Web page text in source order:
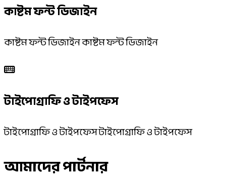
কাষ্টম ফন্ট ডিজাইন
কাষ্টম ফন্ট ডিজাইন কাষ্টম ফন্ট ডিজাইন
টাইপোগ্রাফি ও টাইপফেস
টাইপোগ্রাফি ও টাইপফেস টাইপোগ্রাফি ও টাইপফেস
আমাদের পার্টনার